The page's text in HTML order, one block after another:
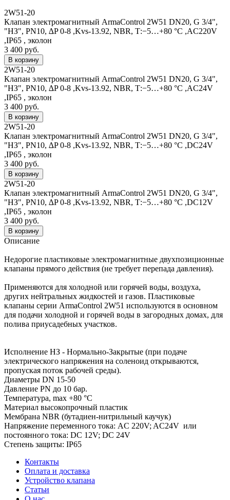
2W51-20
Клапан электромагнитный ArmaControl 2W51 DN20, G 3/4",
"НЗ", PN10, ∆P 0-8 ,Kvs-13.92, NBR, Т:−5…+80 °С ,АC220V
,IP65 , эколон
3 400 руб.
2W51-20
Клапан электромагнитный ArmaControl 2W51 DN20, G 3/4",
"НЗ", PN10, ∆P 0-8 ,Kvs-13.92, NBR, Т:−5…+80 °С ,АC24V
,IP65 , эколон
3 400 руб.
2W51-20
Клапан электромагнитный ArmaControl 2W51 DN20, G 3/4",
"НЗ", PN10, ∆P 0-8 ,Kvs-13.92, NBR, Т:−5…+80 °С ,DC24V
,IP65 , эколон
3 400 руб.
2W51-20
Клапан электромагнитный ArmaControl 2W51 DN20, G 3/4",
"НЗ", PN10, ∆P 0-8 ,Kvs-13.92, NBR, Т:−5…+80 °С ,DC12V
,IP65 , эколон
3 400 руб.
Описание
Недорогие пластиковые электромагнитные двухпозиционные
клапаны прямого действия (не требует перепада давления).
Применяются для холодной или горячей воды, воздуха,
других нейтральных жидкостей и газов. Пластиковые
клапаны серии ArmaControl 2W51 используются в основном
для подачи холодной и горячей воды в загородных домах, для
полива приусадебных участков.
Исполнение НЗ - Нормально-Закрытые (при подаче
электрического напряжения на соленоид открываются,
пропуская поток рабочей среды).
Диаметры DN 15-50
Давление PN до 10 бар.
Температура, max +80 °С
Материал высокопрочный пластик
Мембрана NBR (бутадиен-нитрильный каучук)
Напряжение переменного тока: AC 220V; AC24V или
постоянного тока: DC 12V; DC 24V
Степень защиты: IP65
Контакты
Оплата и доставка
Устройство клапана
Статьи